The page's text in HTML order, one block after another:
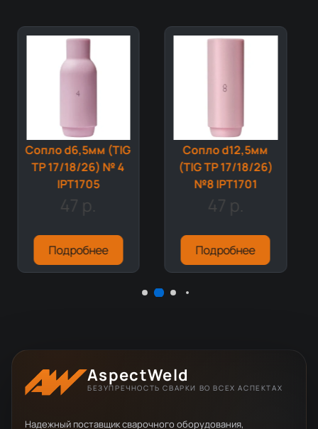
Сопло d6,5мм (TIG
TP 17/18/26) № 4
IPT1705
47 р.
Подробнее
Сопло d12,5мм
(TIG TP 17/18/26)
№8 IPT1701
47 р.
Подробнее
AspectWeld
БЕЗУПРЕЧНОСТЬ СВАРКИ ВО ВСЕХ АСПЕКТАХ
Надежный поставщик сварочного оборудования,